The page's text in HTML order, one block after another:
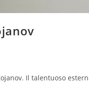
Il talentuoso